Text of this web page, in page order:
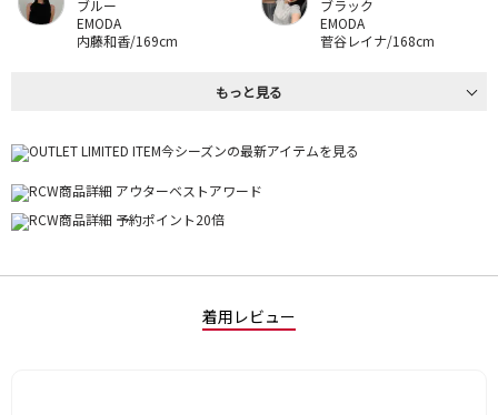
ブルー
EMODA
内藤和香/169cm
ブラック
EMODA
菅谷レイナ/168cm
もっと見る
着用レビュー